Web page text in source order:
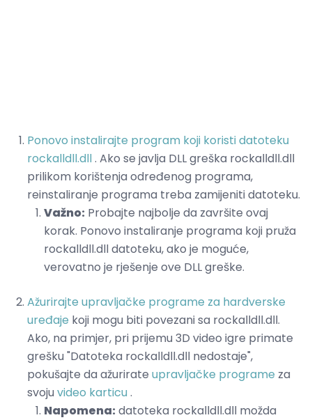
Ponovo instalirajte program koji koristi datoteku
rockalldll.dll. Ako se javlja DLL greška rockalldll.dll
prilikom korištenja određenog programa,
reinstaliranje programa treba zamijeniti datoteku.
Važno: Probajte najbolje da završite ovaj
korak. Ponovo instaliranje programa koji pruža
rockalldll.dll datoteku, ako je moguće,
verovatno je rješenje ove DLL greške.
Ažurirajte upravljačke programe za hardverske
uređaje koji mogu biti povezani sa rockalldll.dll.
Ako, na primjer, pri prijemu 3D video igre primate
grešku "Datoteka rockalldll.dll nedostaje",
pokušajte da ažurirate upravljačke programe za
svoju video karticu.
Napomena: datoteka rockalldll.dll možda